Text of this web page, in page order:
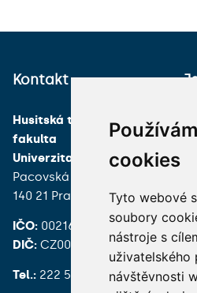
cookies
Tyto webové
soubory
nástroje s
uživatelského
návštěvnosti
Kontakt
Husitská teologická
fakulta
Univerzita Karlova
Pacovská 350/4
140 21 Praha 4
IČO: 00216208
DIČ: CZ00216208
Tel.: 222 539 200